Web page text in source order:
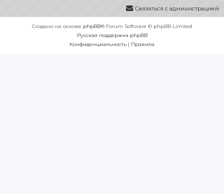
Связаться с администрацией
Создано на основе phpBB® Forum Software © phpBB Limited
Русская поддержка phpBB
Конфиденциальность | Правила